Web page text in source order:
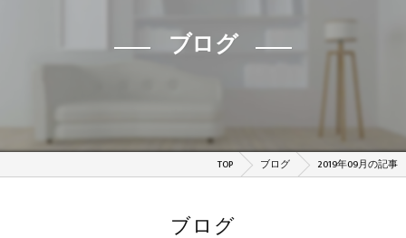
ブログ
TOP ブログ 2019年09月の記事
ブログ